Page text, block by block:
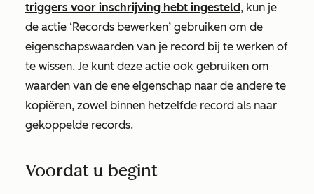
triggers voor inschrijving hebt ingesteld, kun je
de actie ‘Records bewerken’ gebruiken om de
eigenschapswaarden van je record bij te werken of
te wissen. Je kunt deze actie ook gebruiken om
waarden van de ene eigenschap naar de andere te
kopiëren, zowel binnen hetzelfde record als naar
gekoppelde records.
Voordat u begint